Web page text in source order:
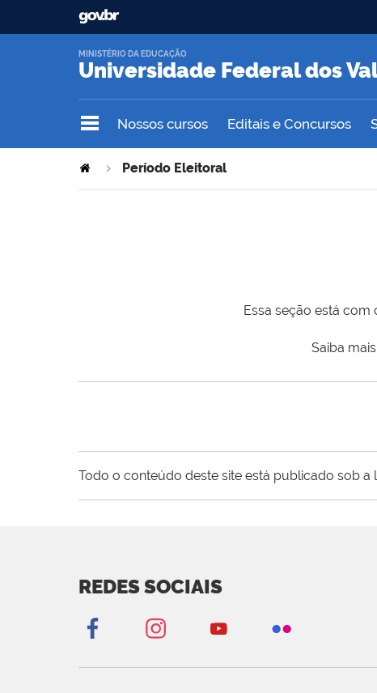
Universidade Federal dos
MINISTÉRIO DA EDUCAÇÃO
Nossos cursos Editais e Concursos
Período Eleitoral
Essa seção está
Saiba
Todo o conteúdo deste site está publicado sob a
REDES SOCIAIS